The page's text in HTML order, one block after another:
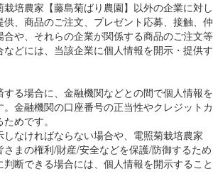
培農家【藤島菊ばり農園】以外の企業に対し
、商品のご注文、プレゼント応募、接触、仲
や、それらの企業が関係する商品のご注文等
どには、当該企業に個人情報を開示・提供す
る場合に、金融機関などとの間で個人情報を
金融機関の口座番号の正当性やクレジットカ
めです。
しなければならない場合や、電照菊栽培農家
さまの権利/財産/安全などを保護/防御するため
断できる場合には、個人情報を開示すること